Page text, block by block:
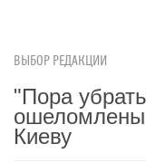
ВЫБОР РЕДАКЦИИ
"Пора
Киеву